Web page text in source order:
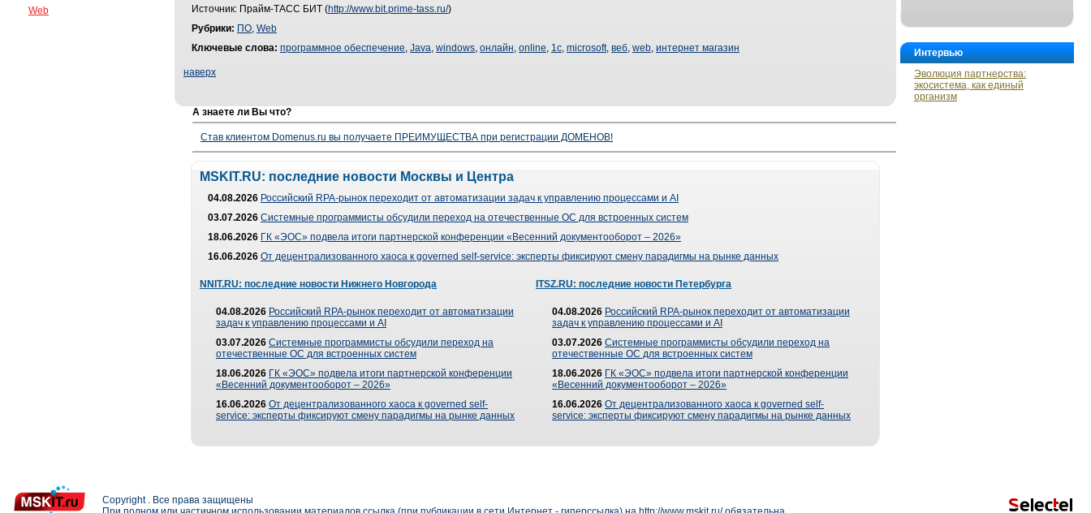
Web
Интервью
Эволюция партнерства:
экосистема, как единый
организм
Источник: Прайм-ТАСС БИТ (http://www.bit.prime-tass.ru/)
Рубрики: ПО, Web
Ключевые слова: программное обеспечение, Java, windows, онлайн, online, 1с, microsoft, веб, web, интернет магазин
наверх
А знаете ли Вы что?
Став клиентом Domenus.ru вы получаете ПРЕИМУЩЕСТВА при регистрации ДОМЕНОВ!
MSKIT.RU: последние новости Москвы и Центра
04.08.2026 Российский RPA-рынок переходит от автоматизации задач к управлению процессами и AI
03.07.2026 Системные программисты обсудили переход на отечественные ОС для встроенных систем
18.06.2026 ГК «ЭОС» подвела итоги партнерской конференции «Весенний документооборот – 2026»
16.06.2026 От децентрализованного хаоса к governed self-service: эксперты фиксируют смену парадигмы на рынке данных
NNIT.RU: последние новости Нижнего Новгорода
04.08.2026 Российский RPA-рынок переходит от автоматизации
задач к управлению процессами и AI
03.07.2026 Системные программисты обсудили переход на
отечественные ОС для встроенных систем
18.06.2026 ГК «ЭОС» подвела итоги партнерской конференции
«Весенний документооборот – 2026»
16.06.2026 От децентрализованного хаоса к governed self-
service: эксперты фиксируют смену парадигмы на рынке данных
ITSZ.RU: последние новости Петербурга
04.08.2026 Российский RPA-рынок переходит от автоматизации
задач к управлению процессами и AI
03.07.2026 Системные программисты обсудили переход на
отечественные ОС для встроенных систем
18.06.2026 ГК «ЭОС» подвела итоги партнерской конференции
«Весенний документооборот – 2026»
16.06.2026 От децентрализованного хаоса к governed self-
service: эксперты фиксируют смену парадигмы на рынке данных
Copyright . Все права защищены